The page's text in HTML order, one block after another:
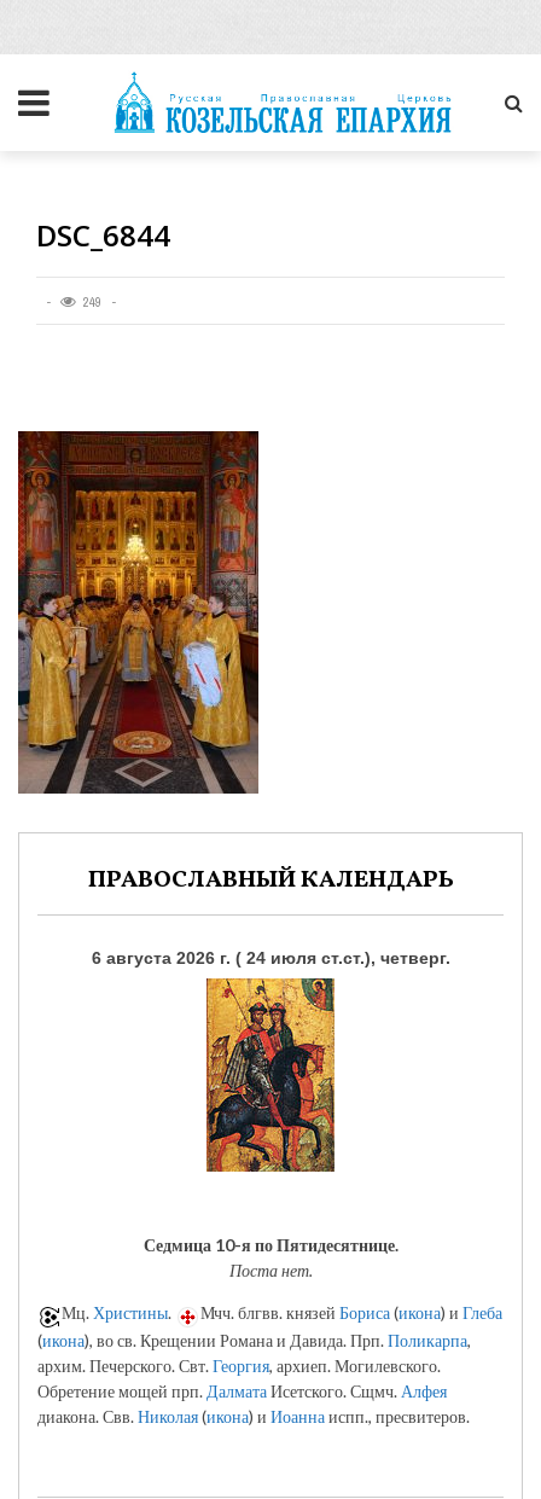
DSC_6844
249
ПРАВОСЛАВНЫЙ КАЛЕНДАРЬ
6 августа 2026 г. ( 24 июля ст.ст.), четверг.
Седмица 10-я по Пятидесятнице.
Поста нет.
Мц. Христины. Мчч. блгвв. князей Бориса(икона) и Глеба
(икона), во св. Крещении Романа и Давида. Прп.Поликарпа,
архим. Печерского. Свт.Георгия, архиеп. Могилевского.
Обретение мощей прп. ДалматаИсетского. Сщмч. Алфея
диакона. Свв.Николая(икона) и Иоаннаиспп., пресвитеров.